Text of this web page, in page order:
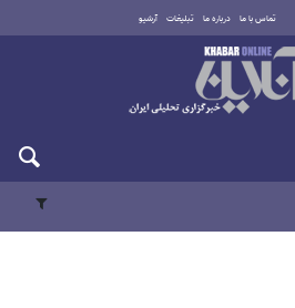
تماس با ما درباره ما تبلیغات آرشیو